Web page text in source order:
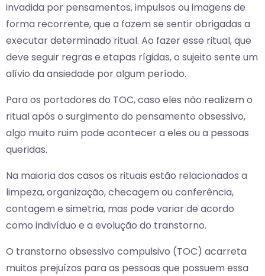
invadida por pensamentos, impulsos ou imagens de
forma recorrente, que a fazem se sentir obrigadas a
executar determinado ritual. Ao fazer esse ritual, que
deve seguir regras e etapas rígidas, o sujeito sente um
alívio da ansiedade por algum período.
Para os portadores do TOC, caso eles não realizem o
ritual após o surgimento do pensamento obsessivo,
algo muito ruim pode acontecer a eles ou a pessoas
queridas.
Na maioria dos casos os rituais estão relacionados a
limpeza, organização, checagem ou conferência,
contagem e simetria, mas pode variar de acordo
como indivíduo e a evolução do transtorno.
O transtorno obsessivo compulsivo (TOC) acarreta
muitos prejuízos para as pessoas que possuem essa